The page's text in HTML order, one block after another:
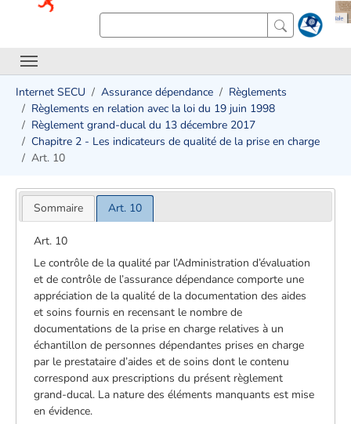
Internet SECU Assurance dépendance
Règlements
Règlements en relation avec la loi du 19 juin 1998
Règlement grand-ducal du 13 décembre 2017
Chapitre 2 - Les indicateurs de qualité de la prise en charge
Art. 10
Sommaire Art. 10
Art. 10
Le contrôle de la qualité par l’Administration d’évaluation
et de contrôle de l’assurance dépendance comporte une
appréciation de la qualité de la documentation des aides
et soins fournis en recensant le nombre de
documentations de la prise en charge relatives à un
échantillon de personnes dépendantes prises en charge
par le prestataire d’aides et de soins dont le contenu
correspond aux prescriptions du présent règlement
grand-ducal. La nature des éléments manquants est mise
en évidence.